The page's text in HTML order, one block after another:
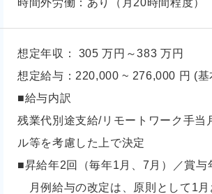
時間外労働：あり（月20時間程度）
想定年収： 305 万円～383 万円
想定給与：220,000 ~ 276,000 円 (基
■給与内訳
残業代別途支給/リモートワーク手
ル等を考慮した上で決定
■昇給年2回（毎年1月、7月）／賞与
月例給与の改定は、原則として1